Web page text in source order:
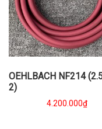
OEHLBACH NF214
2)
4.200.000₫